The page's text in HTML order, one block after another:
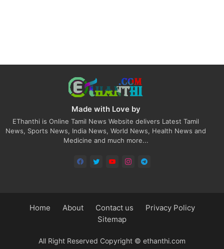
Made with Love by
EThanthi is Online Tamil News Website delivers Latest Tamil
News, Sports News, India News, World News, Health News and
Medicine and much more...
All Right Reserved Copyright © ethanthi.com
Home About Contact us
Privacy Policy
Sitemap